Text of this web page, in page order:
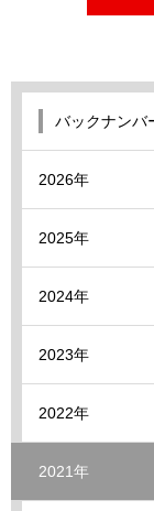
バックナンバ
2026年
2025年
2024年
2023年
2022年
2021年